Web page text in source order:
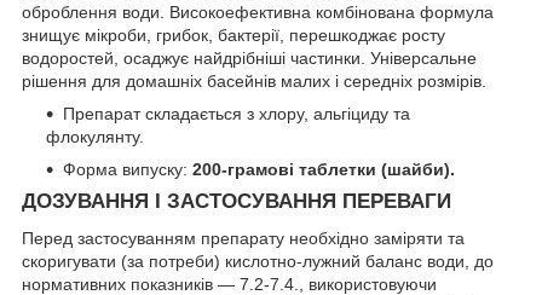
оброблення води. Високоефективна комбінована формула
знищує мікроби, грибок, бактерії, перешкоджає росту
водоростей, осаджує найдрібніші частинки. Універсальне
рішення для домашніх басейнів малих і середніх розмірів.
Препарат складається з хлору, альгіциду та
флокулянту.
Форма випуску: 200-грамові таблетки (шайби).
ДОЗУВАННЯ І ЗАСТОСУВАННЯ ПЕРЕВАГИ
Перед застосуванням препарату необхідно заміряти та
скоригувати (за потреби) кислотно-лужний баланс води, до
нормативних показників — 7.2-7.4., використовуючи